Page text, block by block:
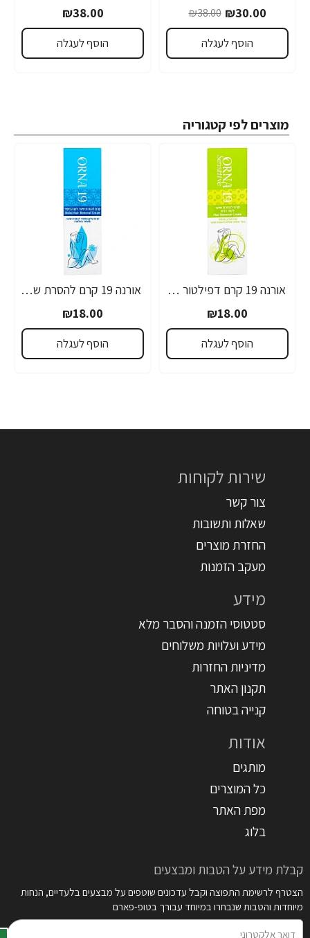
₪30.00
₪38.00
הוסף לעגלה
₪38.00
הוסף לעגלה
מוצרים לפי קטגוריה
אורנה 19 קרם דפילטור לעור רגיש 80 גרם
₪18.00
הוסף לעגלה
אורנה 19 קרם להסרת שיער לקו הביקיני 90 מ"ל
₪18.00
הוסף לעגלה
שירות לקוחות
צור קשר
שאלות ותשובות
החזרת מוצרים
מעקב הזמנות
מידע
סטטוסי הזמנה והסבר מלא
מידע ועלויות משלוחים
מדיניות החזרות
תקנון האתר
קנייה בטוחה
אודות
מותגים
כל המוצרים
מפת האתר
בלוג
קבלת מידע על הטבות ומבצעים
הצטרף לרשימת התפוצה וקבל עדכונים שוטפים על מבצעים בלעדיים, הנחות
מיוחדות והטבות שנבחרו במיוחד עבורך בטופ-פארם